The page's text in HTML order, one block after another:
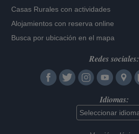
Casas Rurales con actividades
Alojamientos con reserva online
Busca por ubicación en el mapa
Redes sociales:
Idiomas: